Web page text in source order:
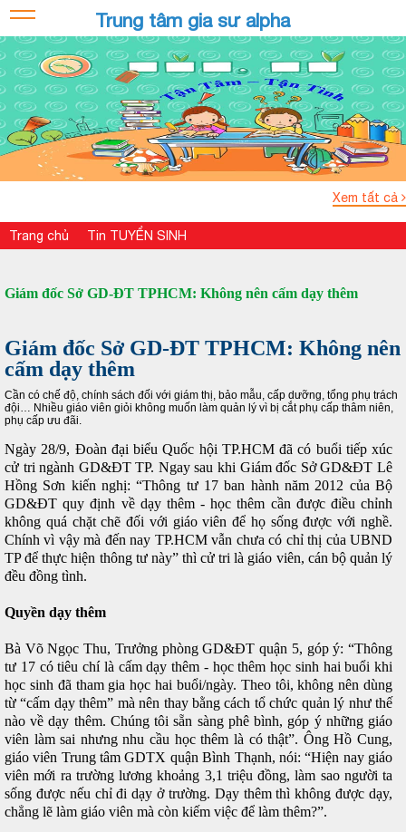
Trung tâm gia sư alpha
Xem tất cả
Trang chủ Tin TUYỂN SINH
Giám đốc Sở GD-ĐT TPHCM: Không nên cấm dạy thêm
Giám đốc Sở GD-ĐT TPHCM: Không nên
cấm dạy thêm
Cần có chế độ, chính sách đối với giám thị, bảo mẫu, cấp dưỡng, tổng phụ trách
đội… Nhiều giáo viên giỏi không muốn làm quản lý vì bị cắt phụ cấp thâm niên,
phụ cấp ưu đãi.
Ngày 28/9, Đoàn đại biểu Quốc hội TP.HCM đã có buổi tiếp xúc
cử tri ngành GD&ĐT TP. Ngay sau khi Giám đốc Sở GD&ĐT Lê
Hồng Sơn kiến nghị: “Thông tư 17 ban hành năm 2012 của Bộ
GD&ĐT quy định về dạy thêm - học thêm cần được điều chỉnh
không quá chặt chẽ đối với giáo viên để họ sống được với nghề.
Chính vì vậy mà đến nay TP.HCM vẫn chưa có chỉ thị của UBND
TP để thực hiện thông tư này” thì cử tri là giáo viên, cán bộ quản lý
đều đồng tình.
Quyền dạy thêm
Bà Võ Ngọc Thu, Trưởng phòng GD&ĐT quận 5, góp ý: “Thông
tư 17 có tiêu chí là cấm dạy thêm - học thêm học sinh hai buổi khi
học sinh đã tham gia học hai buổi/ngày. Theo tôi, không nên dùng
từ “cấm dạy thêm” mà nên thay bằng cách tổ chức quản lý như thế
nào về dạy thêm. Chúng tôi sẵn sàng phê bình, góp ý những giáo
viên làm sai nhưng nhu cầu học thêm là có thật”. Ông Hồ Cung,
giáo viên Trung tâm GDTX quận Bình Thạnh, nói: “Hiện nay giáo
viên mới ra trường lương khoảng 3,1 triệu đồng, làm sao người ta
sống được nếu chỉ đi dạy ở trường. Dạy thêm thì không được dạy,
chẳng lẽ làm giáo viên mà còn kiếm việc để làm thêm?”.